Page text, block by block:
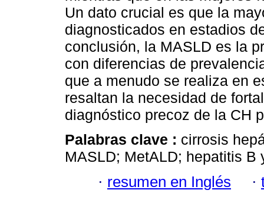
Un dato crucial es que la
diagnosticados en estadios
conclusión, la MASLD es la
con diferencias de
que a menudo se realiza en
resaltan la necesidad de
diagnóstico precoz de la CH
Palabras clave : cirrosis
MASLD; MetALD; hepatitis B
· resumen en Inglés ·